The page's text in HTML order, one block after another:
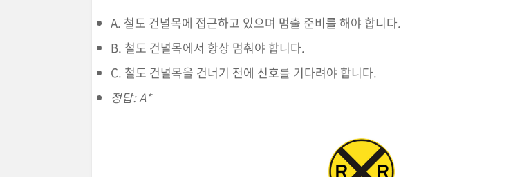
A. 철도 건널목에 접근하고 있으며 멈출 준비를 해야 합니다.
B. 철도 건널목에서 항상 멈춰야 합니다.
C. 철도 건널목을 건너기 전에 신호를 기다려야 합니다.
정답: A*